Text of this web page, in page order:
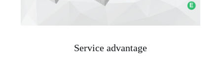
Service advantage